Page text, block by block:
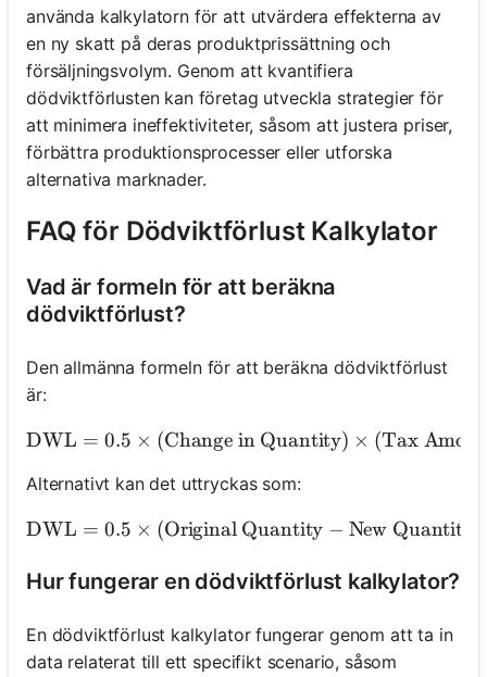
använda kalkylatorn för att utvärdera effekterna av
en ny skatt på deras produktprissättning och
försäljningsvolym. Genom att kvantifiera
dödviktförlusten kan företag utveckla strategier för
att minimera ineffektiviteter, såsom att justera priser,
förbättra produktionsprocesser eller utforska
alternativa marknader.
FAQ för Dödviktförlust Kalkylator
Vad är formeln för att beräkna
dödviktförlust?
Den allmänna formeln för att beräkna dödviktförlust
är:
\text{DWL} = 0.5
DWL = 0.5 × (Change in Quantity) × (Tax
Alternativt kan det uttryckas som:
DWL = 0.5 × (Original Quantity − New Quantity
Hur fungerar en dödviktförlust kalkylator?
En dödviktförlust kalkylator fungerar genom att ta in
data relaterat till ett specifikt scenario, såsom